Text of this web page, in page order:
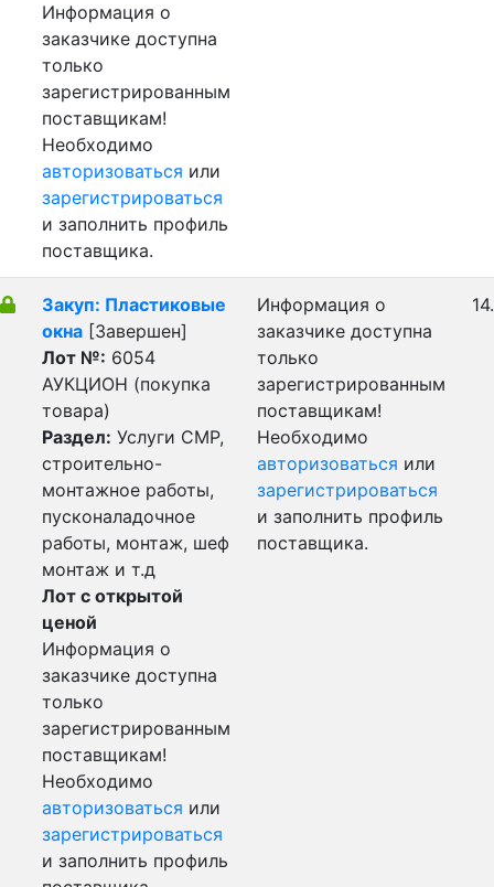
Информация о
заказчике доступна
только
зарегистрированным
поставщикам!
Необходимо
авторизоваться или
зарегистрироваться
и заполнить профиль
поставщика.
Закуп: Пластиковые
окна [Завершен]
Лот №: 6054
АУКЦИОН (покупка
товара)
Раздел: Услуги СМР,
строительно-
монтажное работы,
пусконаладочное
работы, монтаж, шеф
монтаж и т.д
Лот с открытой
ценой
Информация о
заказчике доступна
только
зарегистрированным
поставщикам!
Необходимо
авторизоваться или
зарегистрироваться
и заполнить профиль
Информация о
заказчике доступна
только
зарегистрированным
поставщикам!
Необходимо
авторизоваться или
зарегистрироваться
и заполнить профиль
поставщика.